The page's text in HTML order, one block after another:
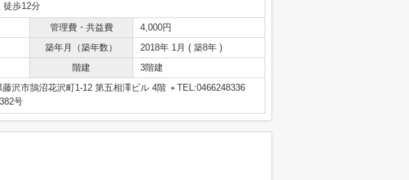
徒歩12分
管理費・共益費
4,000円
築年月（築年数）
2018年 1月 ( 築8年 )
階建 3階建
藤沢市鵠沼花沢町1-12 第五相澤ビル 4階
TEL:0466248336
号